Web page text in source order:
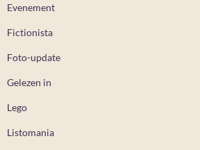
Evenement
Fictionista
Foto-update
Gelezen in
Lego
Listomania